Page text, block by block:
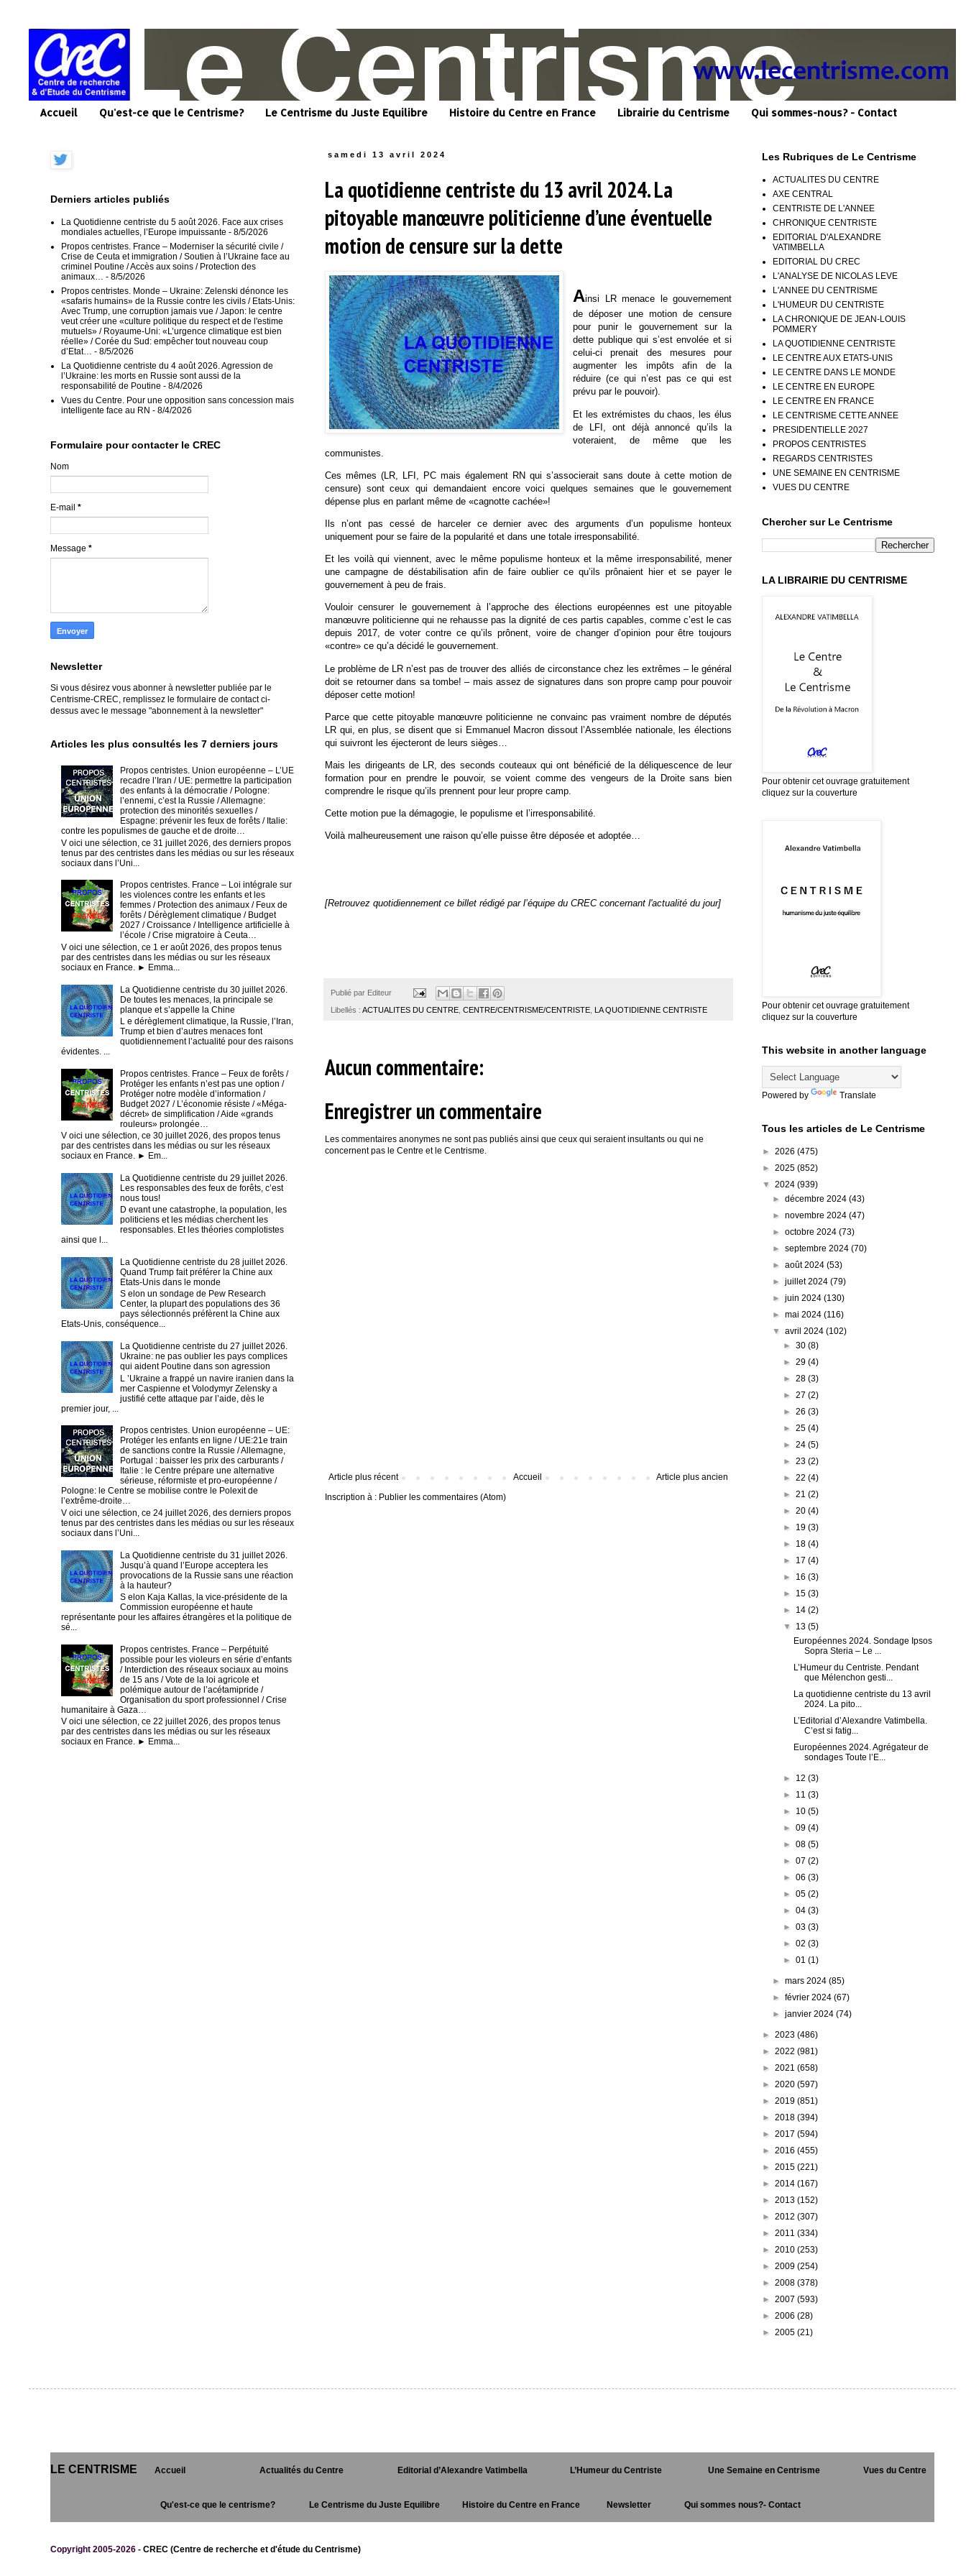
Accueil Qu'est-ce que le Centrisme? Le Centrisme du Juste Equilibre Histoire du Centre en France Librairie du Centrisme Qui sommes-nous? - Contact
samedi 13 avril 2024
La quotidienne centriste du 13 avril 2024. La
pitoyable manœuvre politicienne d’une éventuelle
motion de censure sur la dette
Ainsi LR menace le gouvernement
de déposer une motion de censure
pour punir le gouvernement sur la
dette publique qui s’est envolée et si
celui-ci prenait des mesures pour
augmenter les impôts afin de la
réduire (ce qui n’est pas ce qui est
prévu par le pouvoir).
Et les extrémistes du chaos, les élus
de LFI, ont déjà annoncé qu’ils la
voteraient, de même que les
communistes.
Ces mêmes (LR, LFI, PC mais également RN qui s’associerait sans doute à cette motion de
censure) sont ceux qui demandaient encore voici quelques semaines que le gouvernement
dépense plus en parlant même de «cagnotte cachée»!
Ils n’ont pas cessé de harceler ce dernier avec des arguments d’un populisme honteux
uniquement pour se faire de la popularité et dans une totale irresponsabilité.
Et les voilà qui viennent, avec le même populisme honteux et la même irresponsabilité, mener
une campagne de déstabilisation afin de faire oublier ce qu’ils prônaient hier et se payer le
gouvernement à peu de frais.
Vouloir censurer le gouvernement à l’approche des élections européennes est une pitoyable
manœuvre politicienne qui ne rehausse pas la dignité de ces partis capables, comme c’est le cas
depuis 2017, de voter contre ce qu’ils prônent, voire de changer d’opinion pour être toujours
«contre» ce qu’a décidé le gouvernement.
Le problème de LR n’est pas de trouver des alliés de circonstance chez les extrêmes – le général
doit se retourner dans sa tombe! – mais assez de signatures dans son propre camp pour pouvoir
déposer cette motion!
Parce que cette pitoyable manœuvre politicienne ne convainc pas vraiment nombre de députés
LR qui, en plus, se disent que si Emmanuel Macron dissout l’Assemblée nationale, les élections
qui suivront les éjecteront de leurs sièges…
Mais les dirigeants de LR, des seconds couteaux qui ont bénéficié de la déliquescence de leur
formation pour en prendre le pouvoir, se voient comme des vengeurs de la Droite sans bien
comprendre le risque qu’ils prennent pour leur propre camp.
Cette motion pue la démagogie, le populisme et l’irresponsabilité.
Voilà malheureusement une raison qu’elle puisse être déposée et adoptée…
[Retrouvez quotidiennement ce billet rédigé par l’équipe du CREC concernant l'actualité du jour]
Publié par Editeur
Libellés : ACTUALITES DU CENTRE CENTRE/CENTRISME/CENTRISTE LA QUOTIDIENNE CENTRISTE
Aucun commentaire:
Enregistrer un commentaire
Les commentaires anonymes ne sont pas publiés ainsi que ceux qui seraient insultants ou qui ne
concernent pas le Centre et le Centrisme.
Article plus récent Article plus ancien
Accueil
Inscription à : Publier les commentaires (Atom)
Derniers articles publiés
La Quotidienne centriste du 5 août 2026. Face aux crises
mondiales actuelles, l’Europe impuissante - 8/5/2026
Propos centristes. France – Moderniser la sécurité civile /
Crise de Ceuta et immigration / Soutien à l’Ukraine face au
criminel Poutine / Accès aux soins / Protection des
animaux…
- 8/5/2026
Propos centristes. Monde – Ukraine: Zelenski dénonce les
«safaris humains» de la Russie contre les civils / Etats-Unis:
Avec Trump, une corruption jamais vue / Japon: le centre
veut créer une «culture politique du respect et de l'estime
mutuels» / Royaume-Uni: «L’urgence climatique est bien
réelle» / Corée du Sud: empêcher tout nouveau coup
d’Etat…
- 8/5/2026
La Quotidienne centriste du 4 août 2026. Agression de
l’Ukraine: les morts en Russie sont aussi de la
responsabilité de Poutine - 8/4/2026
Vues du Centre. Pour une opposition sans concession mais
intelligente face au RN - 8/4/2026
Formulaire pour contacter le CREC
Nom
E-mail *
Message *
Newsletter
Si vous désirez vous abonner à newsletter publiée par le
Centrisme-CREC, remplissez le formulaire de contact ci-
dessus avec le message "abonnement à la newsletter"
Articles les plus consultés les 7 derniers jours
Propos centristes. Union européenne – L’UE
recadre l’Iran / UE: permettre la participation
des enfants à la démocratie / Pologne:
l’ennemi, c’est la Russie / Allemagne:
protection des minorités sexuelles /
Espagne: prévenir les feux de forêts / Italie:
contre les populismes de gauche et de droite…
V oici une sélection, ce 31 juillet 2026, des derniers propos
tenus par des centristes dans les médias ou sur les réseaux
sociaux dans l’Uni...
Propos centristes. France – Loi intégrale sur
les violences contre les enfants et les
femmes / Protection des animaux / Feux de
forêts / Dérèglement climatique / Budget
2027 / Croissance / Intelligence artificielle à
l’école / Crise migratoire à Ceuta…
V oici une sélection, ce 1 er août 2026, des propos tenus
par des centristes dans les médias ou sur les réseaux
sociaux en France. ► Emma...
La Quotidienne centriste du 30 juillet 2026.
De toutes les menaces, la principale se
planque et s’appelle la Chine
L e dérèglement climatique, la Russie, l’Iran,
Trump et bien d’autres menaces font
quotidiennement l’actualité pour des raisons
évidentes. ...
Propos centristes. France – Feux de forêts /
Protéger les enfants n’est pas une option /
Protéger notre modèle d’information /
Budget 2027 / L’économie résiste / «Méga-
décret» de simplification / Aide «grands
rouleurs» prolongée…
V oici une sélection, ce 30 juillet 2026, des propos tenus
par des centristes dans les médias ou sur les réseaux
sociaux en France. ► Em...
La Quotidienne centriste du 29 juillet 2026.
Les responsables des feux de forêts, c’est
nous tous!
D evant une catastrophe, la population, les
politiciens et les médias cherchent les
responsables. Et les théories complotistes
ainsi que l...
La Quotidienne centriste du 28 juillet 2026.
Quand Trump fait préférer la Chine aux
Etats-Unis dans le monde
S elon un sondage de Pew Research
Center, la plupart des populations des 36
pays sélectionnés préfèrent la Chine aux
Etats-Unis, conséquence...
La Quotidienne centriste du 27 juillet 2026.
Ukraine: ne pas oublier les pays complices
qui aident Poutine dans son agression
L ’Ukraine a frappé un navire iranien dans la
mer Caspienne et Volodymyr Zelensky a
justifié cette attaque par l’aide, dès le
premier jour, ...
Propos centristes. Union européenne – UE:
Protéger les enfants en ligne / UE:21e train
de sanctions contre la Russie / Allemagne,
Portugal : baisser les prix des carburants /
Italie : le Centre prépare une alternative
sérieuse, réformiste et pro-européenne /
Pologne: le Centre se mobilise contre le Polexit de
l’extrême-droite…
V oici une sélection, ce 24 juillet 2026, des derniers propos
tenus par des centristes dans les médias ou sur les réseaux
sociaux dans l’Uni...
La Quotidienne centriste du 31 juillet 2026.
Jusqu’à quand l’Europe acceptera les
provocations de la Russie sans une réaction
à la hauteur?
S elon Kaja Kallas, la vice-présidente de la
Commission européenne et haute
représentante pour les affaires étrangères et la politique de
sé...
Propos centristes. France – Perpétuité
possible pour les violeurs en série d’enfants
/ Interdiction des réseaux sociaux au moins
de 15 ans / Vote de la loi agricole et
polémique autour de l’acétamipride /
Organisation du sport professionnel / Crise
humanitaire à Gaza…
V oici une sélection, ce 22 juillet 2026, des propos tenus
par des centristes dans les médias ou sur les réseaux
sociaux en France. ► Emma...
Les Rubriques de Le Centrisme
ACTUALITES DU CENTRE
AXE CENTRAL
CENTRISTE DE L'ANNEE
CHRONIQUE CENTRISTE
EDITORIAL D'ALEXANDRE
VATIMBELLA
EDITORIAL DU CREC
L'ANALYSE DE NICOLAS LEVE
L'ANNEE DU CENTRISME
L'HUMEUR DU CENTRISTE
LA CHRONIQUE DE JEAN-LOUIS
POMMERY
LA QUOTIDIENNE CENTRISTE
LE CENTRE AUX ETATS-UNIS
LE CENTRE DANS LE MONDE
LE CENTRE EN EUROPE
LE CENTRE EN FRANCE
LE CENTRISME CETTE ANNEE
PRESIDENTIELLE 2027
PROPOS CENTRISTES
REGARDS CENTRISTES
UNE SEMAINE EN CENTRISME
VUES DU CENTRE
Chercher sur Le Centrisme
LA LIBRAIRIE DU CENTRISME
Pour obtenir cet ouvrage gratuitement
cliquez sur la couverture
Pour obtenir cet ouvrage gratuitement
cliquez sur la couverture
This website in another language
Powered by Translate
Tous les articles de Le Centrisme
► 2026 (475)
► 2025 (852)
▼ 2024 (939)
►décembre 2024(43)
►novembre 2024(47)
►octobre 2024(73)
►septembre 2024(70)
►août 2024(53)
►juillet 2024(79)
►juin 2024(130)
►mai 2024(116)
▼avril 2024(102)
► 30 (8)
► 29 (4)
► 28 (3)
► 27 (2)
► 26 (3)
► 25 (4)
► 24 (5)
► 23 (2)
► 22 (4)
► 21 (2)
► 20 (4)
► 19 (3)
► 18 (4)
► 17 (4)
► 16 (3)
► 15 (3)
► 14 (2)
▼ 13 (5)
Européennes 2024. Sondage Ipsos
Sopra Steria – Le ...
L’Humeur du Centriste. Pendant
que Mélenchon gesti...
La quotidienne centriste du 13 avril
2024. La pito...
L’Editorial d’Alexandre Vatimbella.
C’est si fatig...
Européennes 2024. Agrégateur de
sondages Toute l’E...
► 12 (3)
► 11 (3)
► 10 (5)
► 09 (4)
► 08 (5)
► 07 (2)
► 06 (3)
► 05 (2)
► 04 (3)
► 03 (3)
► 02 (3)
► 01 (1)
►mars 2024(85)
►février 2024(67)
►janvier 2024(74)
► 2023 (486)
► 2022 (981)
► 2021 (658)
► 2020 (597)
► 2019 (851)
► 2018 (394)
► 2017 (594)
► 2016 (455)
► 2015 (221)
► 2014 (167)
► 2013 (152)
► 2012 (307)
► 2011 (334)
► 2010 (253)
► 2009 (254)
► 2008 (378)
► 2007 (593)
► 2006 (28)
► 2005 (21)
LE CENTRISME Accueil Actualités du Centre Editorial d’Alexandre Vatimbella L’Humeur du Centriste Une Semaine en Centrisme Vues du Centre
Qu'est-ce que le centrisme? Le Centrisme du Juste Equilibre Histoire du Centre en France Newsletter Qui sommes nous?- Contact
Copyright 2005-2026 - CREC (Centre de recherche et d'étude du Centrisme)